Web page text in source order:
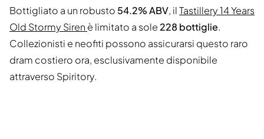
Bottigliato a un robusto 54.2% ABV, ilTastillery 14 Years
Old Stormy Siren è limitato a sole 228 bottiglie.
Collezionisti e neofiti possono assicurarsi questo raro
dram costiero ora, esclusivamente disponibile
attraverso Spiritory.